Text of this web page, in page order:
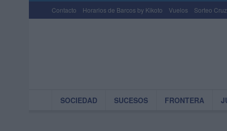
Contacto Horarios de Barcos by Kikoto Vuelos Sorteo
SOCIEDAD SUCESOS FRONTERA